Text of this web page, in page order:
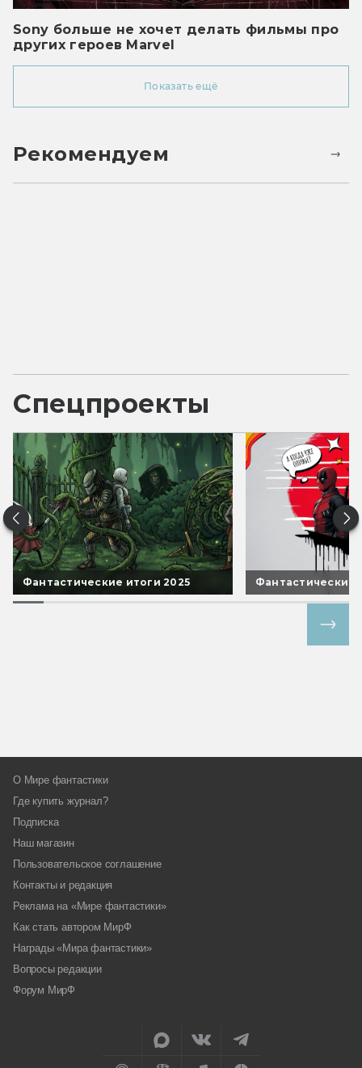
Sony больше не хочет делать фильмы про
других героев Marvel
Показать ещё
Рекомендуем
Спецпроекты
Фантастические итоги 2025 Фантастические
О Мире фантастики
Где купить журнал?
Подписка
Наш магазин
Пользовательское соглашение
Контакты и редакция
Реклама на «Мире фантастики»
Как стать автором МирФ
Награды «Мира фантастики»
Вопросы редакции
Форум МирФ